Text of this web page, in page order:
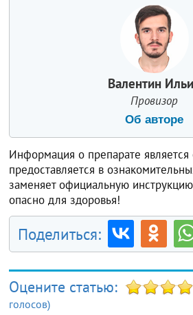
Валентин
Провизор
Об авторе
Информация о препарате
предоставляется в
заменяет официальную
опасно для здоровья!
Поделиться:
Оцените статью:
голосов)